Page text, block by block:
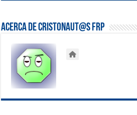
Acerca de Cristonaut@s FRP